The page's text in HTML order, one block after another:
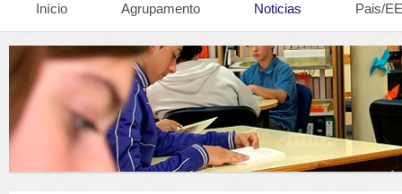
Início Agrupamento Noticias Pais/EE